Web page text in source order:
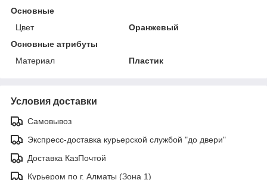
Основные
Цвет
Оранжевый
Основные атрибуты
Материал
Пластик
Условия доставки
Самовывоз
Экспресс-доставка курьерской службой "до двери"
Доставка КазПочтой
Курьером по г. Алматы (Зона 1)